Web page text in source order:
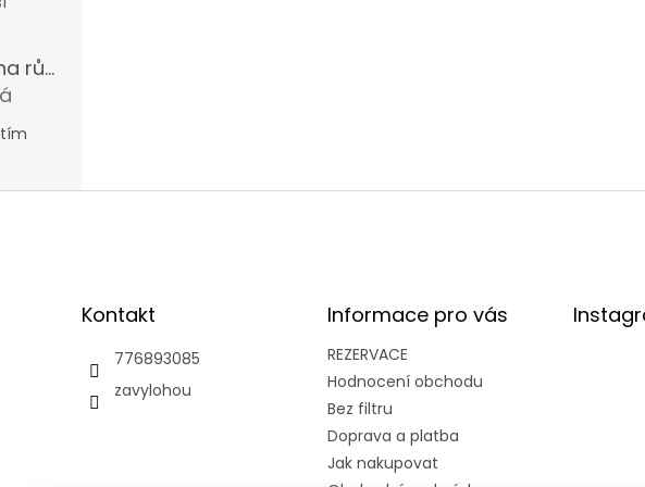
InLei® ADIUTRIX sérum na růst řas a obočí
Kontakt
776893085
zavylohou
Informace pro vás
REZERVACE
Hodnocení obchodu
Bez filtru
Doprava a platba
Jak nakupovat